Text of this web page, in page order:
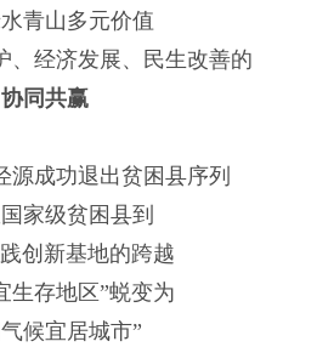
青山多元价值
、经济发展、民生改善的
协同共赢
成功退出贫困县序列
家级贫困县到
创新基地的跨越
生存地区”蜕变为
候宜居城市”